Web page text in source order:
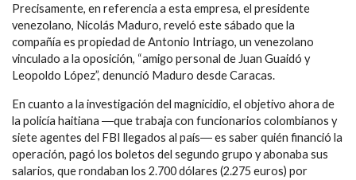
Precisamente, en referencia a esta empresa, el presidente
venezolano, Nicolás Maduro, reveló este sábado que la
compañía es propiedad de Antonio Intriago, un venezolano
vinculado a la oposición, “amigo personal de Juan Guaidó y
Leopoldo López”, denunció Maduro desde Caracas.
En cuanto a la investigación del magnicidio, el objetivo ahora de
la policía haitiana ―que trabaja con funcionarios colombianos y
siete agentes del FBI llegados al país― es saber quién financió la
operación, pagó los boletos del segundo grupo y abonaba sus
salarios, que rondaban los 2.700 dólares (2.275 euros) por